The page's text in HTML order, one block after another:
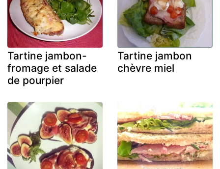
Tartine jambon-
fromage et salade
de pourpier
Tartine jambon
chèvre miel